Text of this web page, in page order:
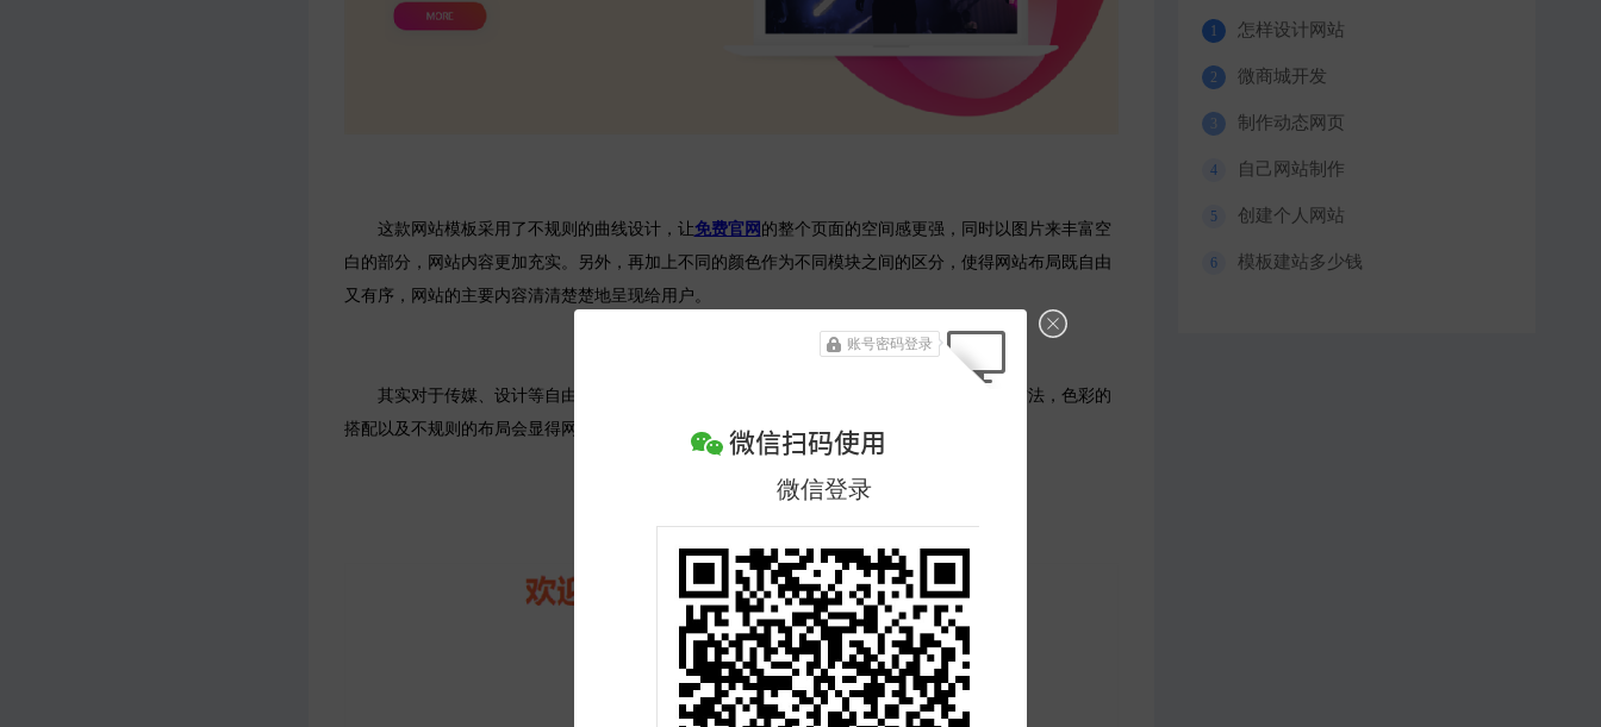
这款网站模板采用了不规则的曲线设计，让免费官网 的整个页面的空间感更强，同时以图片来丰富空
白的部分，网站内容更加充实。另外，再加上不同的颜色作为不同模块之间的区分，使得网站布局既自由
又有序，网站的主要内容清清楚楚地呈现给用户。
其实对于传媒、设计等自由度比较高的企业来说，都可以尝试一下这种免费官网的制作方法，色彩的
搭配以及不规则的布局会显得网站更加有活力。
模板二：【教育网站】
怎样设计网站
微商城开发
制作动态网页
自己网站制作
创建个人网站
模板建站多少钱
账号密码登录
微信扫码使用